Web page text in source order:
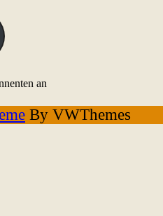
an
By VWThemes